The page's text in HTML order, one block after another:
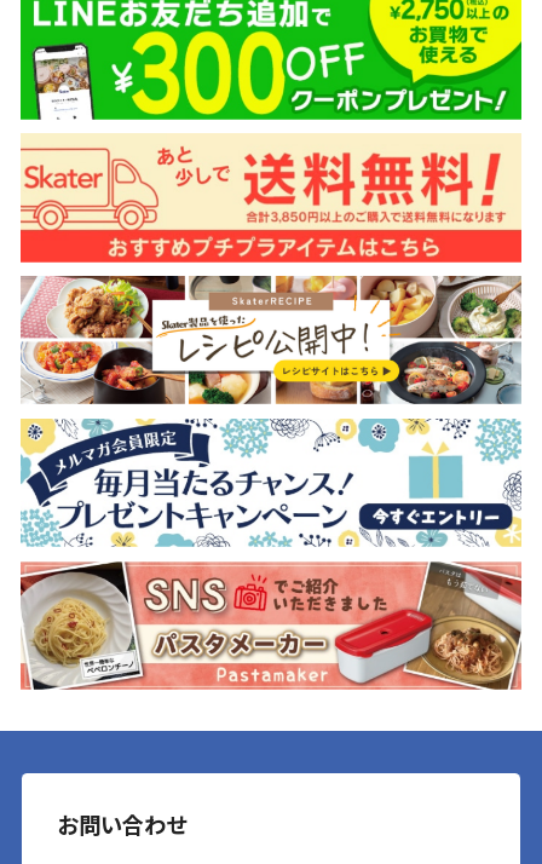
お問い合わせ